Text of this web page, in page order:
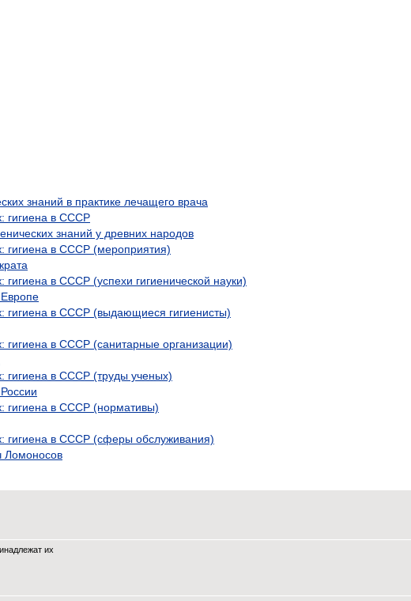
знаний в практике лечащего врача
гигиена в СССР
знаний у древних народов
гигиена в СССР (мероприятия)
гигиена в СССР (успехи гигиенической науки)
Европе
гигиена в СССР (выдающиеся гигиенисты)
гигиена в СССР (санитарные организации)
гигиена в СССР (труды ученых)
гигиена в СССР (нормативы)
гигиена в СССР (сферы обслуживания)
Ломоносов
их